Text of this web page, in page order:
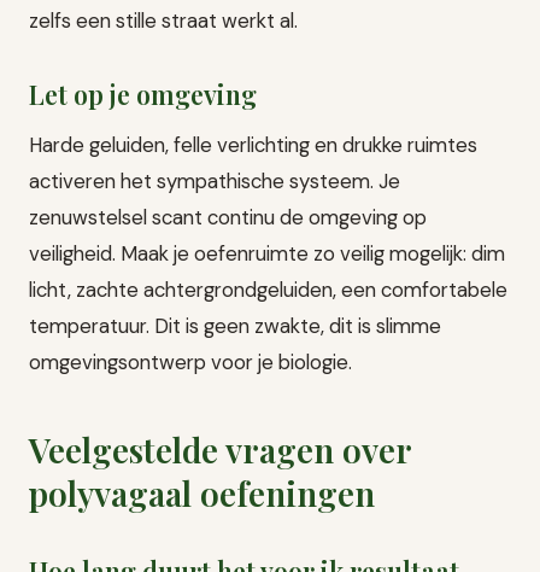
zelfs een stille straat werkt al.
Let op je omgeving
Harde geluiden, felle verlichting en drukke ruimtes
activeren het sympathische systeem. Je
zenuwstelsel scant continu de omgeving op
veiligheid. Maak je oefenruimte zo veilig mogelijk: dim
licht, zachte achtergrondgeluiden, een comfortabele
temperatuur. Dit is geen zwakte, dit is slimme
omgevingsontwerp voor je biologie.
Veelgestelde vragen over
polyvagaal oefeningen